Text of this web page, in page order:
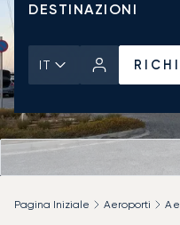
DESTINAZIONI
IT
Pagina Iniziale Aeroporti